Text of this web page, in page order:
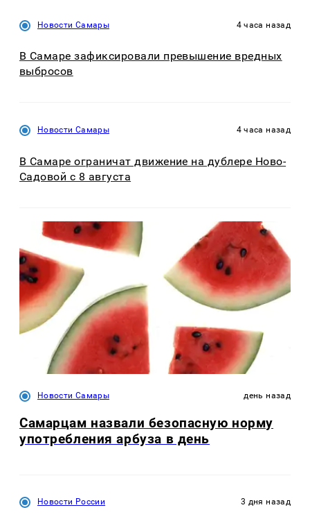
Новости Самары 4 часа назад
В Самаре зафиксировали превышение вредных
выбросов
Новости Самары 4 часа назад
В Самаре ограничат движение на дублере Ново-
Садовой с 8 августа
Новости Самары день назад
Самарцам назвали безопасную норму
употребления арбуза в день
Новости России 3 дня назад